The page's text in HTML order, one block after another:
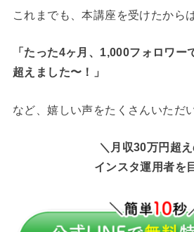
これまでも、本講座を受けたからは
「たった4ヶ月、1,000フォロワー
超えました〜！
」
など、嬉しい声をたくさんいただ
＼月収30万円超
インスタ運用者を